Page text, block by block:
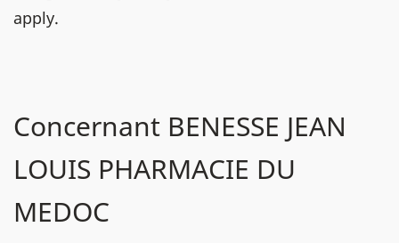
apply.
Concernant BENESSE JEAN
LOUIS PHARMACIE DU
MEDOC